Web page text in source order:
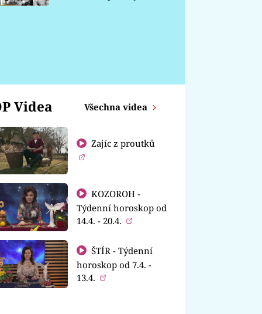
Videa Všechna videa
Zajíc z proutků
KOZOROH -
Týdenní horoskop od
14.4. - 20.4.
ŠTÍR - Týdenní
horoskop od 7.4. -
13.4.